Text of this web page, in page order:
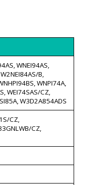
WNEI94AS,
B,
WNPI74A,
WEI74SAS/CZ,
W3D2A854ADS
CZ,
CZ,